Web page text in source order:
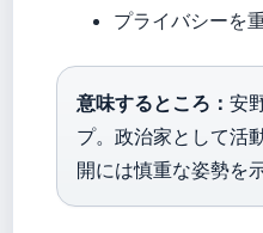
プライバシーを
意味するところ： 安
プ。政治家として活
開には慎重な姿勢を